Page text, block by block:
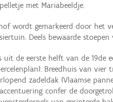
met Mariabeeldje.
wordt gemarkeerd door het
Deels bewaarde
uit de eerste helft van de 19de
Breedhuis van vier
zadeldak (Vlaamse
confer de